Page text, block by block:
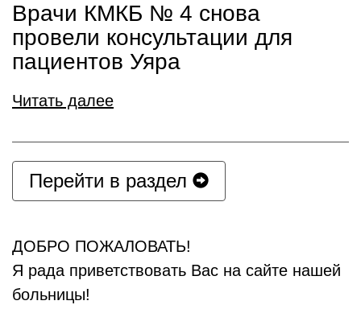
Врачи КМКБ № 4 снова
провели консультации для
пациентов Уяра
Читать далее
Перейти в раздел
ДОБРО ПОЖАЛОВАТЬ!
Я рада приветствовать Вас на сайте нашей
больницы!